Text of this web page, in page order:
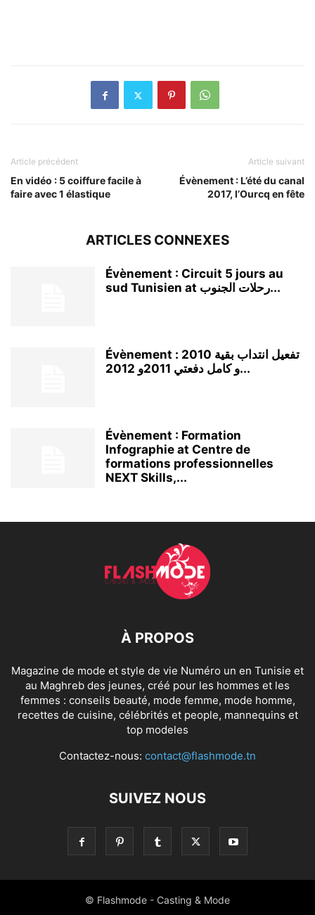
Article précédent
En vidéo : 5 coiffure facile à
faire avec 1 élastique
Article suivant
Évènement : L’été du canal
2017, l’Ourcq en fête
ARTICLES CONNEXES
Évènement : Circuit 5 jours au
sud Tunisien at رحلات الجنوب...
Évènement : تفعيل انتداب بقية 2010
و كامل دفعتي 2011و 2012...
Évènement : Formation
Infographie at Centre de
formations professionnelles
NEXT Skills,...
À PROPOS
Magazine de mode et style de vie Numéro un en Tunisie et
au Maghreb des jeunes, créé pour les hommes et les
femmes : conseils beauté, mode femme, mode homme,
recettes de cuisine, célébrités et people, mannequins et
top modeles
Contactez-nous: contact@flashmode.tn
SUIVEZ NOUS
© Flashmode - Casting & Mode